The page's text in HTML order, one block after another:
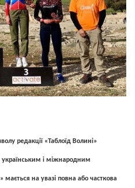
редакції «Таблоїд Волині»
українським і міжнародним
на увазі повна або часткова